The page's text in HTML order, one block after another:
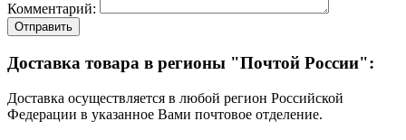
Комментарий:
Отправить
Доставка товара в регионы "Почтой России":
Доставка осуществляется в любой регион Российской
Федерации в указанное Вами почтовое отделение.